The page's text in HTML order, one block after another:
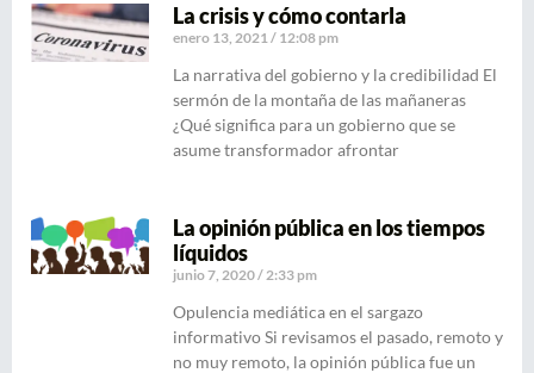
La crisis y cómo contarla
enero 13, 2021 12:08 pm
La narrativa del gobierno y la credibilidad El
sermón de la montaña de las mañaneras
¿Qué significa para un gobierno que se
asume transformador afrontar
La opinión pública en los tiempos
líquidos
junio 7, 2020 2:33 pm
Opulencia mediática en el sargazo
informativo Si revisamos el pasado, remoto y
no muy remoto, la opinión pública fue un